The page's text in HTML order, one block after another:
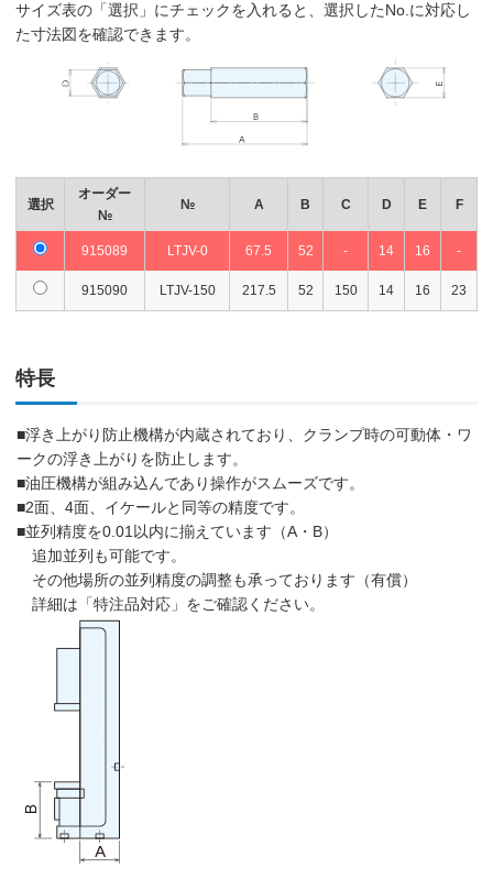
サイズ表の「選択」にチェックを入れると、選択したNo.に対応し
た寸法図を確認できます。
選択
オーダー
№
№ A B C D E F
915089 LTJV-0 67.5 52 - 14 16 -
915090 LTJV-150 217.5 52 150 14 16 23
特長
■浮き上がり防止機構が内蔵されており、クランプ時の可動体・ワ
ークの浮き上がりを防止します。
■油圧機構が組み込んであり操作がスムーズです。
■2面、4面、イケールと同等の精度です。
■並列精度を0.01以内に揃えています（A・B）
追加並列も可能です。
その他場所の並列精度の調整も承っております（有償）
詳細は「特注品対応」をご確認ください。